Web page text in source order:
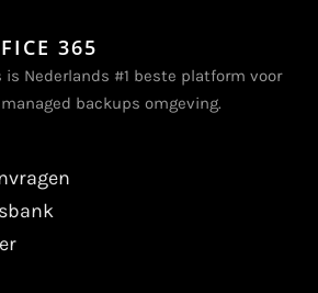
365
Nederlands #1 beste platform voor
backups omgeving.